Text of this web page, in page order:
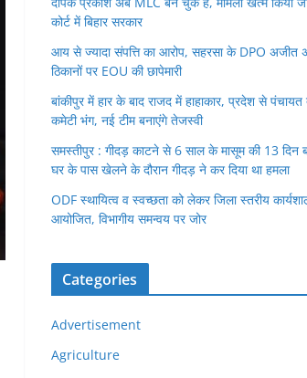
कोर्ट में बिहार सरकार
आय से ज्यादा संपत्ति का आरोप, सहरसा के DPO अजीत
ठिकानों पर EOU की छापेमारी
बांकीपुर में हार के बाद राजद में हाहाकार, प्रदेश से
कमेटी भंग, नई टीम बनाएंगे तेजस्वी
समस्तीपुर : गीदड़ काटने से 6 साल के मासूम की 13 दिन
घर के पास खेलने के दौरान गीदड़ ने कर दिया था हमला
ODF स्थायित्व व स्वच्छता को लेकर जिला स्तरीय
आयोजित, विभागीय समन्वय पर जोर
Categories
Advertisement
Agriculture